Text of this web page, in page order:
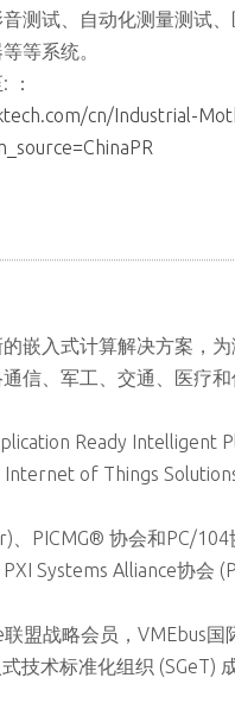
测试、自动化测量测试、
等系统。
：
cn/Industrial-
嵌入式计算解决方案，为
信、军工、交通、医疗
Ready Intelligent
of Things
、PICMG® 协会和PC/104
Systems Alliance协会
盟战略会员，VMEbus国
技术标准化组织 (SGeT)